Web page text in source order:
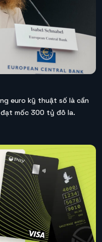
euro kỹ thuật số là cần
mốc 300 tỷ đô la.